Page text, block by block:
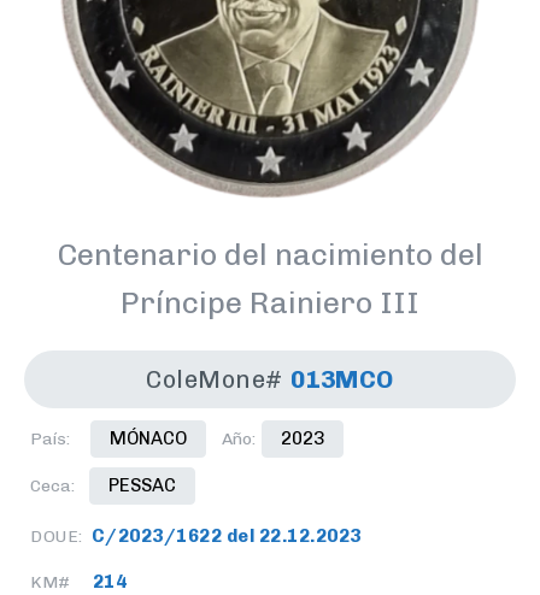
Centenario del nacimiento del
Príncipe Rainiero III
ColeMone# 013MCO
País: MÓNACO Año: 2023
Ceca: PESSAC
DOUE: C/2023/1622 del 22.12.2023
KM# 214